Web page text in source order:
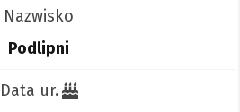
Nazwisko
Podlipni
Data ur.